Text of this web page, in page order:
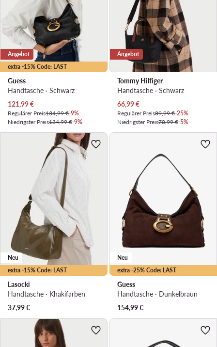
extra -15% Code: LAST
Angebot
Guess
Handtasche · Schwarz
Aktueller Preis
121,99€
Regulärer Preis134,99 €-9%
Niedrigster Preis134,99 €-9%
Angebot
Tommy Hilfiger
Handtasche · Schwarz
Aktueller Preis
66,99€
Regulärer Preis89,99 €-25%
Niedrigster Preis70,99 €-5%
extra -15% Code: LAST
Neu
Lasocki
Handtasche · Khakifarben
37,99€
extra -25% Code: LAST
Neu
Guess
Handtasche · Dunkelbraun
154,99€